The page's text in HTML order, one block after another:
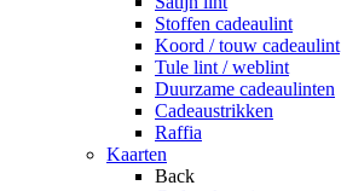
Stoffen cadeaulint
Koord / touw cadeaulint
Tule lint / weblint
Duurzame cadeaulinten
Cadeaustrikken
Raffia
Kaarten
Back